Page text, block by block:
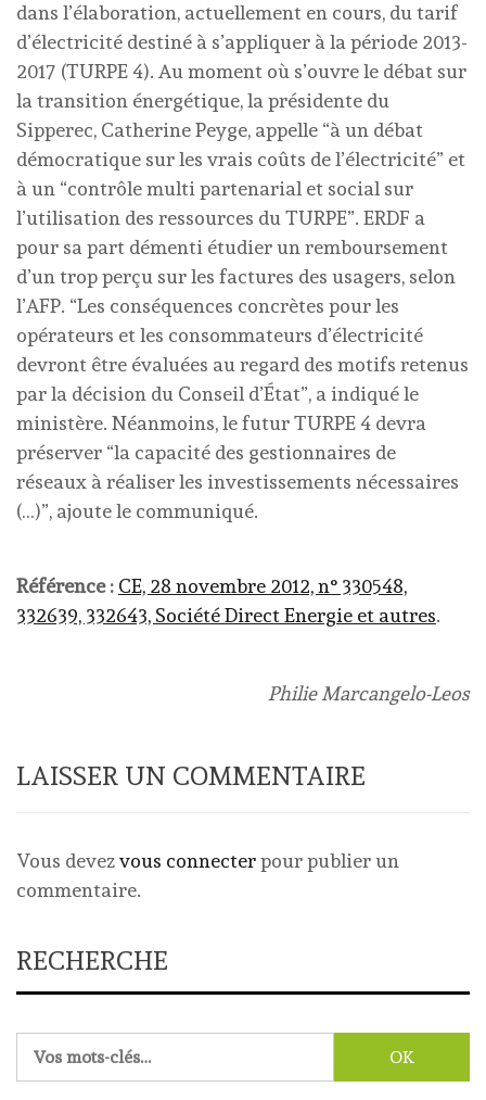
dans l’élaboration, actuellement en cours, du tarif
d’électricité destiné à s’appliquer à la période 2013-
2017 (TURPE 4). Au moment où s’ouvre le débat sur
la transition énergétique, la présidente du
Sipperec, Catherine Peyge, appelle “à un débat
démocratique sur les vrais coûts de l’électricité” et
à un “contrôle multi partenarial et social sur
l’utilisation des ressources du TURPE”. ERDF a
pour sa part démenti étudier un remboursement
d’un trop perçu sur les factures des usagers, selon
l’AFP. “Les conséquences concrètes pour les
opérateurs et les consommateurs d’électricité
devront être évaluées au regard des motifs retenus
par la décision du Conseil d’État”, a indiqué le
ministère. Néanmoins, le futur TURPE 4 devra
préserver “la capacité des gestionnaires de
réseaux à réaliser les investissements nécessaires
(…)”, ajoute le communiqué.
Référence : CE, 28 novembre 2012, n° 330548,
332639, 332643, Société Direct Energie et autres.
Philie Marcangelo-Leos
LAISSER UN COMMENTAIRE
Vous devezvous connecterpour publier un
commentaire.
RECHERCHE